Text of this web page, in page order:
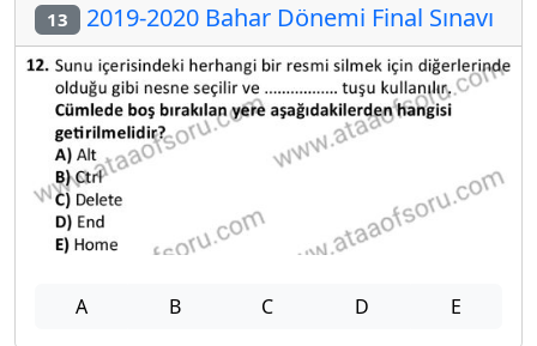
13 2019-2020 Bahar Dönemi Final Sınavı
A B C D E